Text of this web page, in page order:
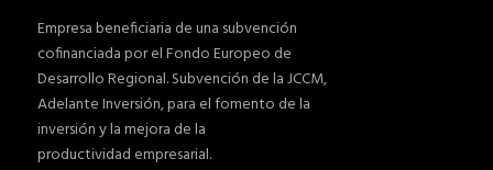
Empresa beneficiaria de una subvención
cofinanciada por el Fondo Europeo de
Desarrollo Regional. Subvención de la JCCM,
Adelante Inversión, para el fomento de la
inversión y la mejora de la
productividad empresarial.